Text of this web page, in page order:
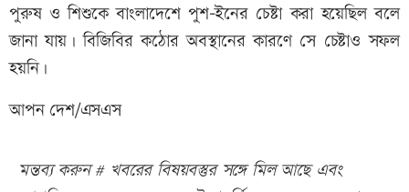
পুরুষ ও শিশুকে বাংলাদেশে পুশ-ইনের চেষ্টা করা হয়েছিল বলে
জানা যায়। বিজিবির কঠোর অবস্থানের কারণে সে চেষ্টাও সফল
হয়নি।
আপন দেশ/এসএস
মন্তব্য করুন # খবরের বিষয়বস্তুর সঙ্গে মিল আছে এবং